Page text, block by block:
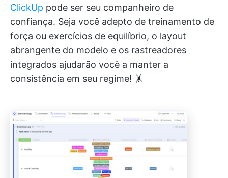
ClickUp pode ser seu companheiro de
confiança. Seja você adepto de treinamento de
força ou exercícios de equilíbrio, o layout
abrangente do modelo e os rastreadores
integrados ajudarão você a manter a
consistência em seu regime! 🤸